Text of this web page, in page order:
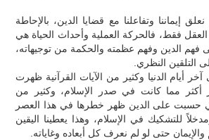
إيماننا وتفاعلنا مع قضايا الدين، بالإحاطة
العقل فقط، فالحركة العملية وأحداث الحياة هي
فهم الدين وفهم عظمته والحكمة من توجيهاته،
التلقين النظري.
آخر أيام الدنيا وكثير من الآيات القرآنية ظهرت
أكثر مما كانت في صدر الإسلام، وكثير من
حسبت على الدين ظهر خطرها في هذا العصر
للتشكيك في الإسلام، وهذا يعطينا اليقين
والإيمان حتى لو لم نعرف كل أبعاده وغاياته.